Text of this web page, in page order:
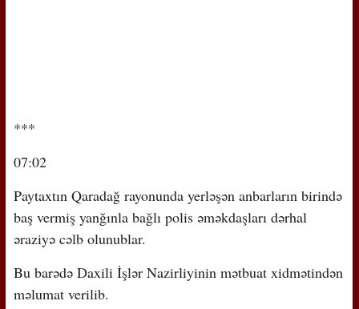
***
07:02
Paytaxtın Qaradağ rayonunda yerləşən anbarların birində
baş vermiş yanğınla bağlı polis əməkdaşları dərhal
əraziyə cəlb olunublar.
Bu barədə Daxili İşlər Nazirliyinin mətbuat xidmətindən
məlumat verilib.